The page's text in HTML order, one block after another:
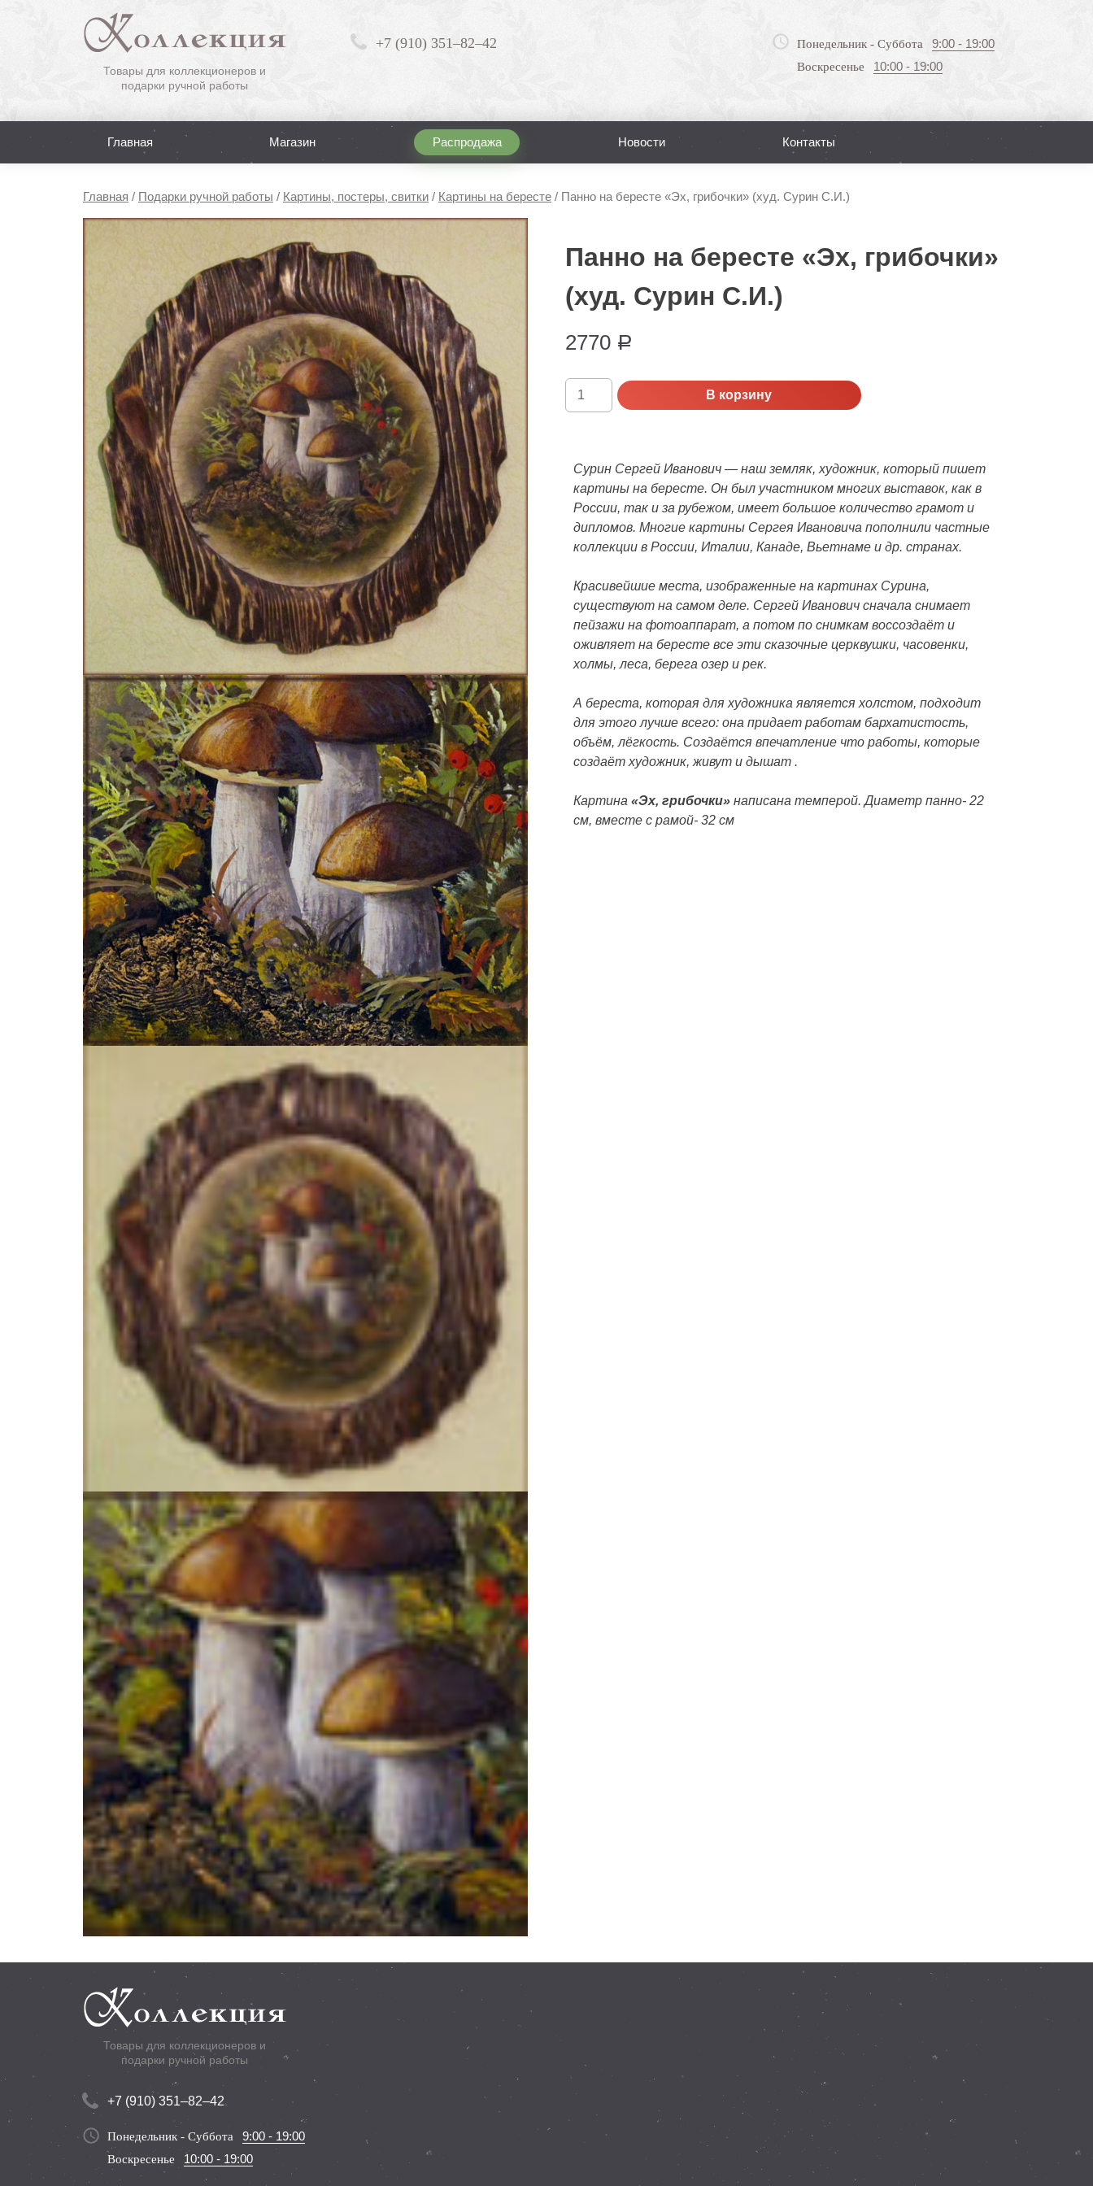
Товары для коллекционеров и
подарки ручной работы
+7 (910) 351–82–42 Понедельник - Суббота 9:00 - 19:00
Воскресенье 10:00 - 19:00
Главная Магазин Распродажа Новости Контакты
Главная / Подарки ручной работы / Картины, постеры, свитки / Картины на бересте / Панно на бересте «Эх, грибочки» (худ. Сурин С.И.)
Панно на бересте «Эх, грибочки»
(худ. Сурин С.И.)
2770 Р
Количество
Панно
"Эх,
грибочки"
(худ.
Сурин
С.И.)
В корзину
Сурин Сергей Иванович — наш земляк, художник, который пишет
картины на бересте. Он был участником многих выставок, как в
России, так и за рубежом, имеет большое количество грамот и
дипломов. Многие картины Сергея Ивановича пополнили частные
коллекции в России, Италии, Канаде, Вьетнаме и др. странах.
Красивейшие места, изображенные на картинах Сурина,
существуют на самом деле. Сергей Иванович сначала снимает
пейзажи на фотоаппарат, а потом по снимкам воссоздаёт и
оживляет на бересте все эти сказочные церквушки, часовенки,
холмы, леса, берега озер и рек.
А береста, которая для художника является холстом, подходит
для этого лучше всего: она придает работам бархатистость,
объём, лёгкость. Создаётся впечатление что работы, которые
создаёт художник, живут и дышат .
Картина «Эх, грибочки»написана темперой. Диаметр панно- 22
см, вместе с рамой- 32 см
Товары для коллекционеров и
подарки ручной работы
+7 (910) 351–82–42
Понедельник - Суббота 9:00 - 19:00
Воскресенье 10:00 - 19:00